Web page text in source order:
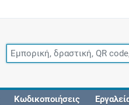
Κωδικοποιήσεις